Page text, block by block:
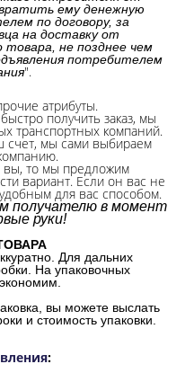
ему денежную
по договору, за
на доставку от
не позднее чем
потребителем
".
атрибуты.
получить заказ, мы
транспортных компаний.
счет, мы сами выбираем
вы, то мы предложим
вариант. Если он вас не
для вас способом.
получателю в момент
руки!
Для дальних
На упаковочных
вы можете выслать
и стоимость упаковки.
: